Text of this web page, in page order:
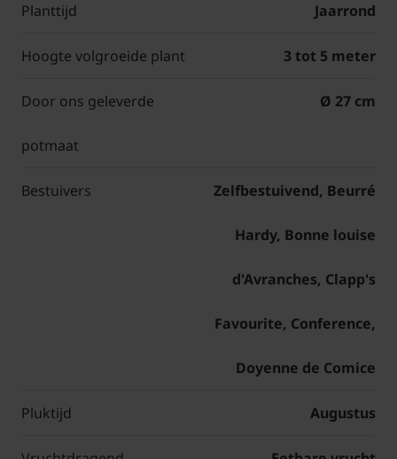
Planttijd Jaarrond
Hoogte volgroeide plant 3 tot 5 meter
Door ons geleverde
potmaat
Ø 27 cm
Bestuivers Zelfbestuivend, Beurré
Hardy, Bonne louise
d'Avranches, Clapp's
Favourite, Conference,
Doyenne de Comice
Pluktijd Augustus